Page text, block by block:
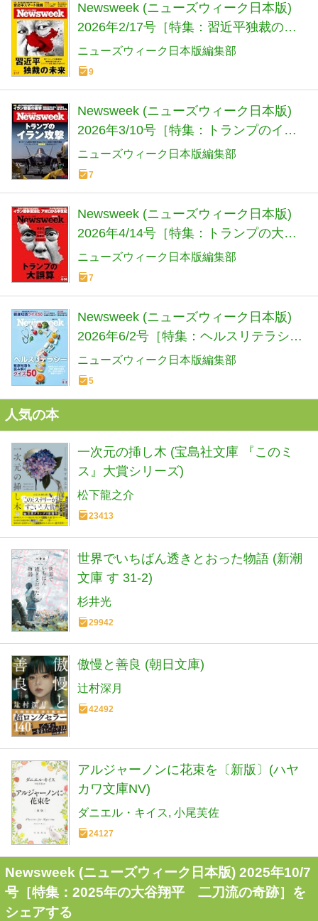
Newsweek (ニューズウィーク日本版)
2026年2/17号［特集：習近平独裁の未
来］
ニューズウィーク日本版編集部
9
Newsweek (ニューズウィーク日本版)
2026年3/10号［特集：トランプのイラ
ン攻撃］
ニューズウィーク日本版編集部
7
Newsweek (ニューズウィーク日本版)
2026年4/14号［特集：トランプの大誤
算］
ニューズウィーク日本版編集部
7
Newsweek (ニューズウィーク日本版)
2026年6/2号［特集：ヘルスリテラシ
ー］
ニューズウィーク日本版編集部
5
人気の本
一次元の挿し木 (宝島社文庫 『このミ
ス』大賞シリーズ)
松下龍之介
23413
世界でいちばん透きとおった物語 (新潮
文庫 す 31-2)
杉井光
29942
傲慢と善良 (朝日文庫)
辻村深月
42492
アルジャーノンに花束を〔新版〕(ハヤ
カワ文庫NV)
ダニエル・キイス 小尾芙佐
24127
Newsweek (ニューズウィーク日本版) 2025年10/7
号［特集：2025年の大谷翔平 二刀流の奇跡］を
シェアする